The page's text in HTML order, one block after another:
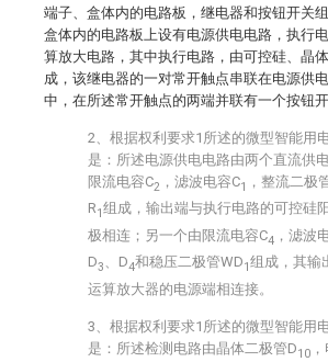
端子、盒体内的电路板，继电器和按钮开关
盒体内的电路板上设有电源供电电路，执行
算放大电路，其中执行电路，由可控硅、晶
成，该继电器的一对常开触点串联在电源供
中，在所述常开触点的两端并联有一个按钮开
2、根据权利要求1所述的微型智能用
是：所述电源供电电路由两个直流供
限流电容C2 ，滤波电容C1 ，整流二极
R1组成，输出端与执行电路的可控硅
极相连；另一个由限流电容C4 ，滤波
D3、D4和稳压二极管WD1组成，其输
运算放大器的电源端相连接。
3、根据权利要求1所述的微型智能用
是：所述检测电路由晶体二极管D10